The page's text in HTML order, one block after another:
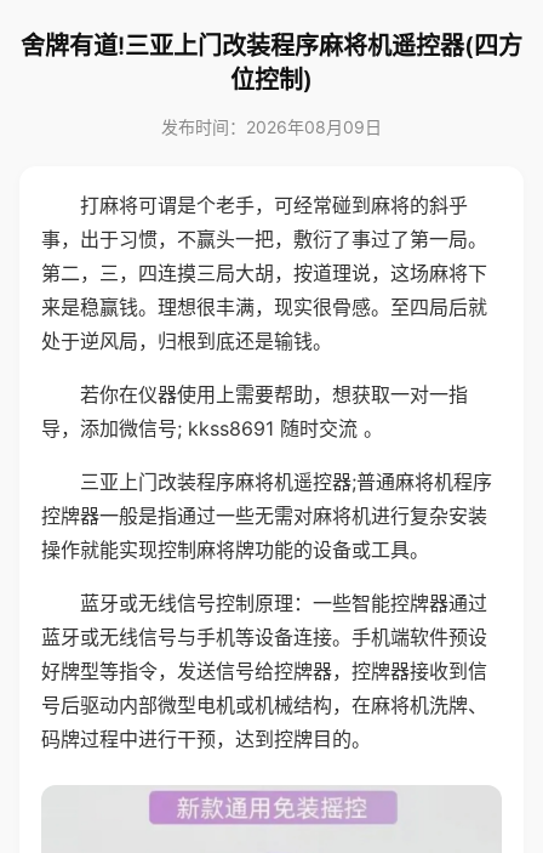
舍牌有道!三亚上门改装程序麻将机遥控器(四方
位控制)
发布时间：2026年08月09日
打麻将可谓是个老手，可经常碰到麻将的斜乎
事，出于习惯，不赢头一把，敷衍了事过了第一局。
第二，三，四连摸三局大胡，按道理说，这场麻将下
来是稳赢钱。理想很丰满，现实很骨感。至四局后就
处于逆风局，归根到底还是输钱。
若你在仪器使用上需要帮助，想获取一对一指
导，添加微信号; kkss8691 随时交流 。
三亚上门改装程序麻将机遥控器;普通麻将机程序
控牌器一般是指通过一些无需对麻将机进行复杂安装
操作就能实现控制麻将牌功能的设备或工具。
蓝牙或无线信号控制原理：一些智能控牌器通过
蓝牙或无线信号与手机等设备连接。手机端软件预设
好牌型等指令，发送信号给控牌器，控牌器接收到信
号后驱动内部微型电机或机械结构，在麻将机洗牌、
码牌过程中进行干预，达到控牌目的。